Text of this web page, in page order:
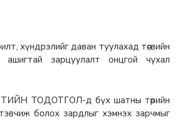
хүндрэлийг даван туулахад төсвийн
зарцуулалт онцгой чухал
ТОДОТГОЛ-д бүх шатны төрийн
болох зардлыг хэмнэх зарчмыг